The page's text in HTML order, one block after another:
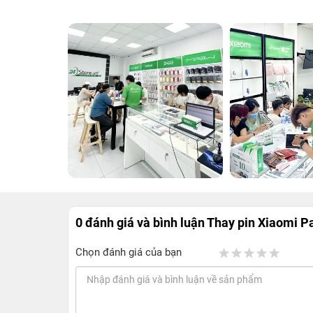
0 đánh giá và bình luậnThay pin Xiaomi
Chọn đánh giá của bạn